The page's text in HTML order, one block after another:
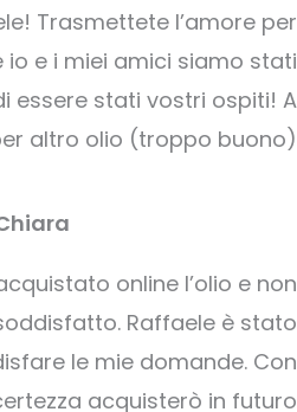
Trasmettete l’amore per
io e i miei amici siamo stati
essere stati vostri ospiti! A
altro olio (troppo buono)!
online l’olio e non
Raffaele è stato
le mie domande. Con
acquisterò in futuro.